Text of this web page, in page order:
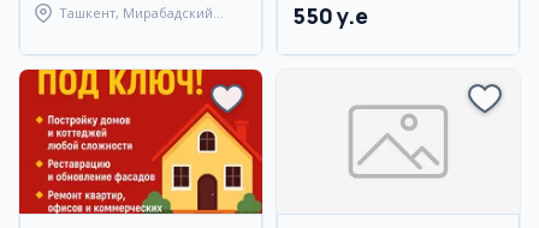
Ташкент, Мирабадский
550 y.e